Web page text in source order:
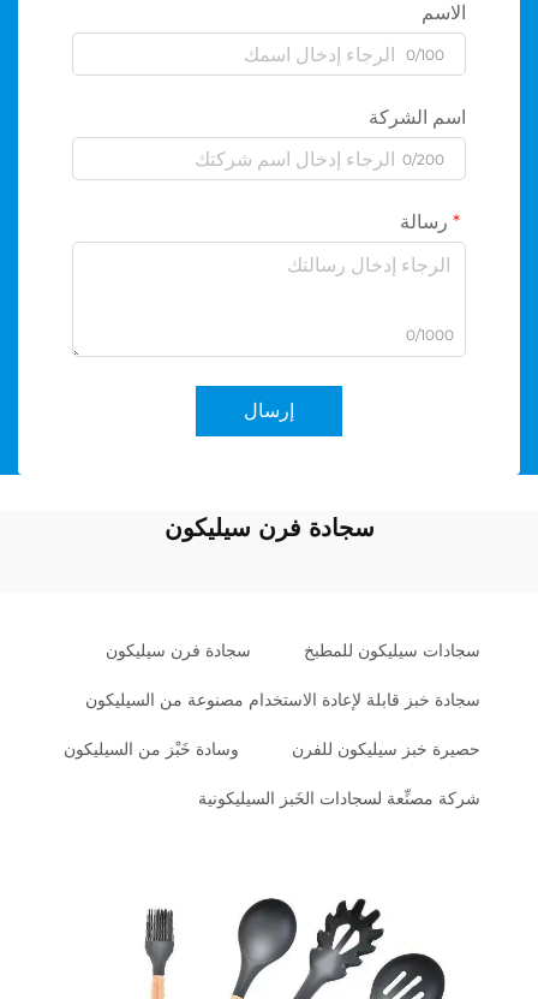
الاسم
0/100
اسم الشركة
0/200
رسالة
0/1000
إرسال
سجادة فرن سيليكون
سجادات سيليكون للمطبخ سجادة فرن سيليكون
سجادة خبز قابلة لإعادة الاستخدام مصنوعة من السيليكون
حصيرة خبز سيليكون للفرن وسادة خَبْز من السيليكون
شركة مصنِّعة لسجادات الخَبز السيليكونية